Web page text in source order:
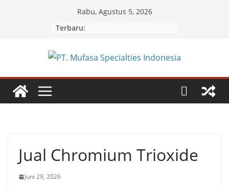
Rabu, Agustus 5, 2026
Terbaru:
Jual Chromium Trioxide
Juni 29, 2026